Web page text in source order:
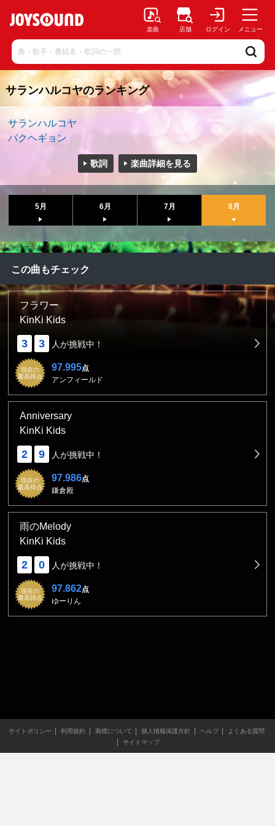
楽曲 店舗 ログイン メニュー
サランハルコヤのランキング
サランハルコヤ
パクヘギョン
歌詞 楽曲詳細を見る
5月 6月 7月 8月
該当データが見つかりませんでした。
この曲もチェック
フラワー
KinKi Kids
3 3 人が挑戦中！
現在の
最高得点
97.995点
アンフィールド
Anniversary
KinKi Kids
2 9 人が挑戦中！
現在の
最高得点
97.986点
鎌倉殿
雨のMelody
KinKi Kids
2 0 人が挑戦中！
現在の
最高得点
97.862点
ゆーりん
サイトポリシー 利用規約 商標について 個人情報保護方針 ヘルプ
よくある質問
サイトマップ